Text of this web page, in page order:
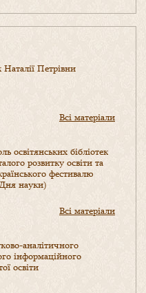
Петрівни
Всі матеріали
освітянських бібліотек
розвитку освіти та
фестивалю
науки)
Всі матеріали
аналітичного
інформаційного
освіти